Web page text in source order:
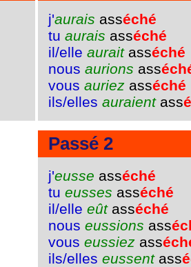
j'aurais asséché
tu aurais asséché
il/elle auraitasséché
nous aurions ass
vous auriez asséché
ils/elles auraientass
Passé 2
j'eusse asséché
tu eusses asséché
il/elle eûtasséché
nous eussions ass
vous eussiez ass
ils/elles eussentass